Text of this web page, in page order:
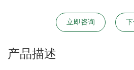
立即咨询
产品描述